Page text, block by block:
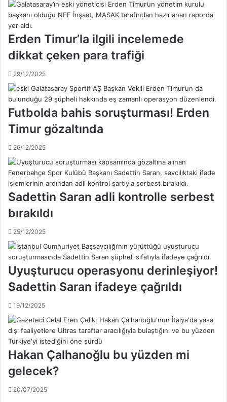
n
i
g
o
c
ü
ü
S
a
l
a
'
y
ı
t
a
ş
ı
y
a
n
u
ç
a
k
a
d
a
r
a
n
k
a
i
g
d
e
ç
e
k
i
l
m
e
k
a
r
a
r
ı
a
l
d
ı
!
Erden Timur’la ilgili incelemede
dikkat çeken para trafiği
29/12/2025
Futbolda bahis soruşturması! Erden
Timur gözaltında
26/12/2025
Sadettin Saran adli kontrolle serbest
bırakıldı
25/12/2025
Uyuşturucu operasyonu derinleşiyor!
Sadettin Saran ifadeye çağrıldı
19/12/2025
Hakan Çalhanoğlu bu yüzden mi
gelecek?
20/07/2025